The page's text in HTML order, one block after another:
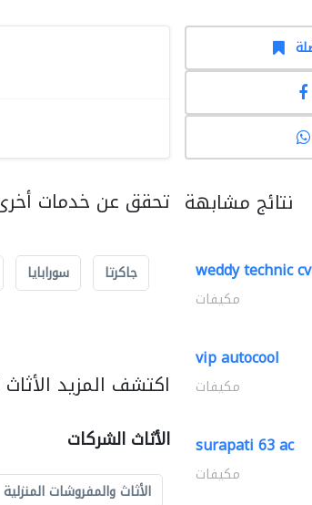
تحقق عن خدمات
جاكرتا سورابايا
اكتشف المزيد
الأثاث الشركات
الأثاث والمفروشات المنزلية
نتائج مشابهة
weddy technic cv
مكيفات
vip autocool
مكيفات
surapati 63 ac
مكيفات